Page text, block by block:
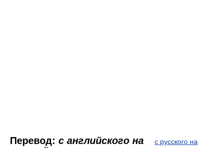
Перевод: с английского на
с русского на